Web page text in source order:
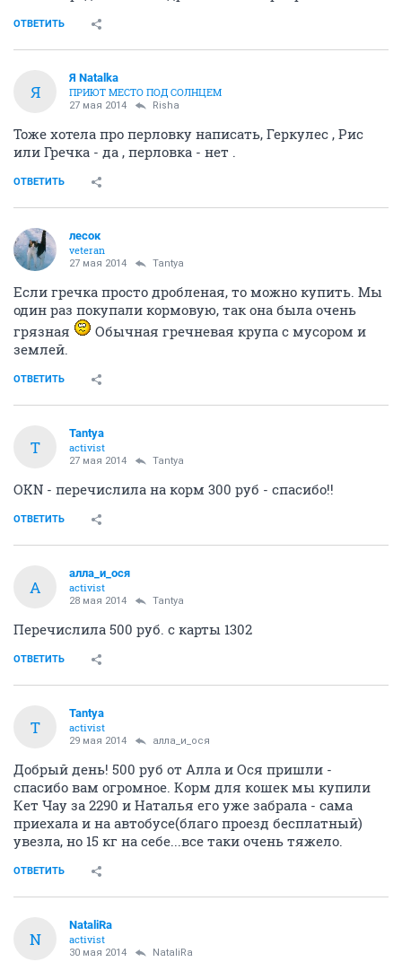
ОТВЕТИТЬ
Я
Я Natalka
ПРИЮТ МЕСТО ПОД СОЛНЦЕМ
27 мая 2014 Risha
Тоже хотела про перловку написать, Геркулес , Рис
или Гречка - да , перловка - нет .
ОТВЕТИТЬ
лесок
veteran
27 мая 2014 Tantya
Если гречка просто дробленая, то можно купить. Мы
один раз покупали кормовую, так она была очень
грязная
Обычная гречневая крупа с мусором и
землей.
ОТВЕТИТЬ
T
Tantya
activist
27 мая 2014 Tantya
OKN - перечислила на корм 300 руб - спасибо!!
ОТВЕТИТЬ
А
алла_и_ося
activist
28 мая 2014 Tantya
Перечислила 500 руб. с карты 1302
ОТВЕТИТЬ
T
Tantya
activist
29 мая 2014 алла_и_ося
Добрый день! 500 руб от Алла и Ося пришли -
спасибо вам огромное. Корм для кошек мы купили
Кет Чау за 2290 и Наталья его уже забрала - сама
приехала и на автобусе(благо проезд бесплатный)
увезла, но 15 кг на себе...все таки очень тяжело.
ОТВЕТИТЬ
N
NataliRa
activist
30 мая 2014 NataliRa